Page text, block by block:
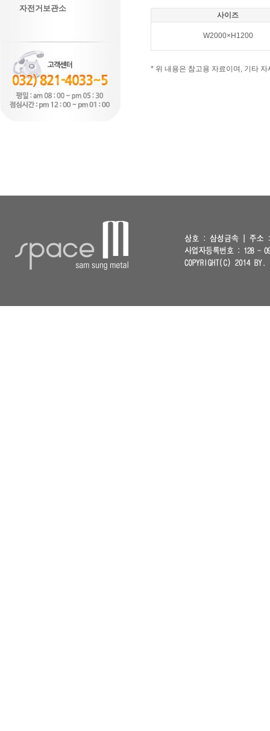
자전거보관소
사이즈
W2000×H1200
* 위 내용은 참고용 자료이며, 기타